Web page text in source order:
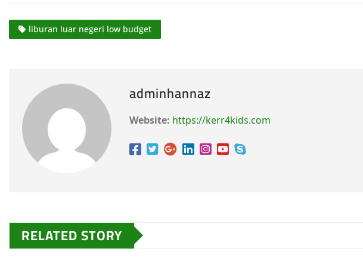
liburan luar negeri low budget
adminhannaz
Website: https://kerr4kids.com
RELATED STORY